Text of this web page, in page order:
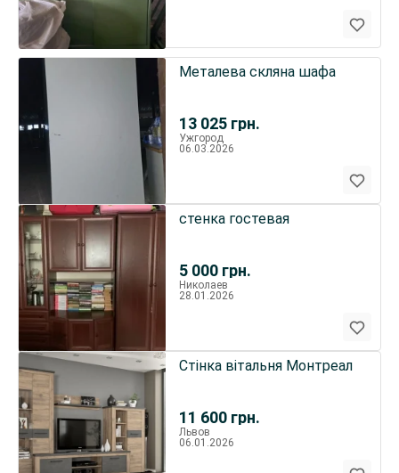
13 025 грн.
Металева скляна шафа
Ужгород
06.03.2026
5 000 грн.
стенка гостевая
Николаев
28.01.2026
11 600 грн.
Стінка вітальня Монтреал
Львов
06.01.2026